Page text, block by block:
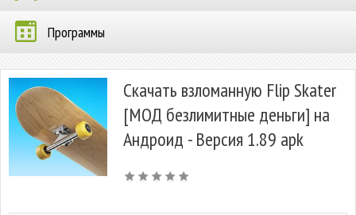
Программы
Скачать взломанную Flip Skater
[МОД безлимитные деньги] на
Андроид - Версия 1.89 apk